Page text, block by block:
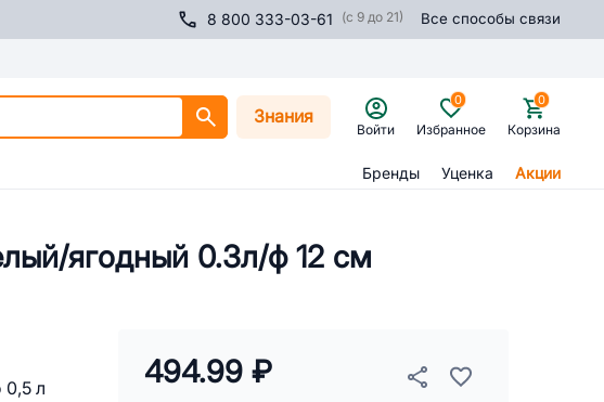
8 800 333-03-61 (с 9 до 21) Все способы связи
Знания
Войти Избранное
0
Корзина
0
Бренды Уценка Акции
ягодный 0.3л/ф 12 см
0,5 л
494.99 ₽